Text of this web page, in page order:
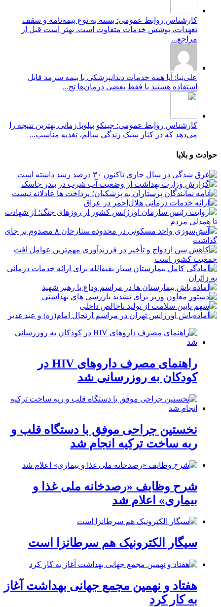
کارشناس روابط عمومی: بسته به نوع بیمه‌نامه و سقف
تعهدات، پوشش خدمات متفاوت است. بهتر است قبل از
مراجع...
علی‌نیا: آیا همه خدمات دندانپزشکی با بیمه سرمد قابل
استفاده هستند یا فقط بعضی درمان‌ها تح...
کارشناس روابط عمومی: جینکو بیلوبا زمانی بهترین نتیجه را
می‌دهد که در کنار سبک زندگی سالم، تغذیه مناسب...
حوادث و بلایا
راهنمای مصرف داروهای HIV در
کودکان به روزرسانی شد
نخستین جراحی موفق با دستگاه قلب و
ریه ساخت ترکیه انجام شد
شرح وظایف «رصدخانه ملی غذا و
بیماری» اعلام شد
سیگار الکترونیک هم سرطانزا است
هفتاد و نهمین مجمع جهانی بهداشت آغاز
به کار کرد